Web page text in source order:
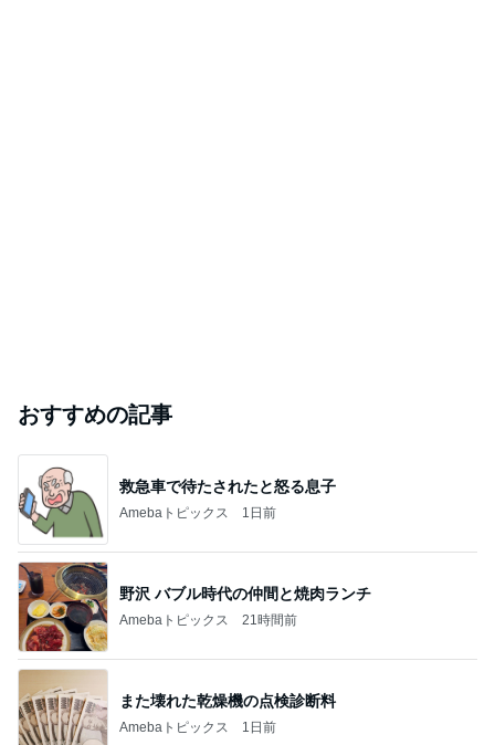
おすすめの記事
救急車で待たされたと怒る息子
Amebaトピックス 1日前
野沢 バブル時代の仲間と焼肉ランチ
Amebaトピックス 21時間前
また壊れた乾燥機の点検診断料
Amebaトピックス 1日前